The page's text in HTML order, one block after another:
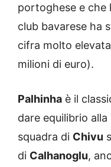
portoghese e che
club bavarese ha
cifra molto
milioni di euro).
Palhinha è il
dare equilibrio
squadra di Chivu
di Calhanoglu,